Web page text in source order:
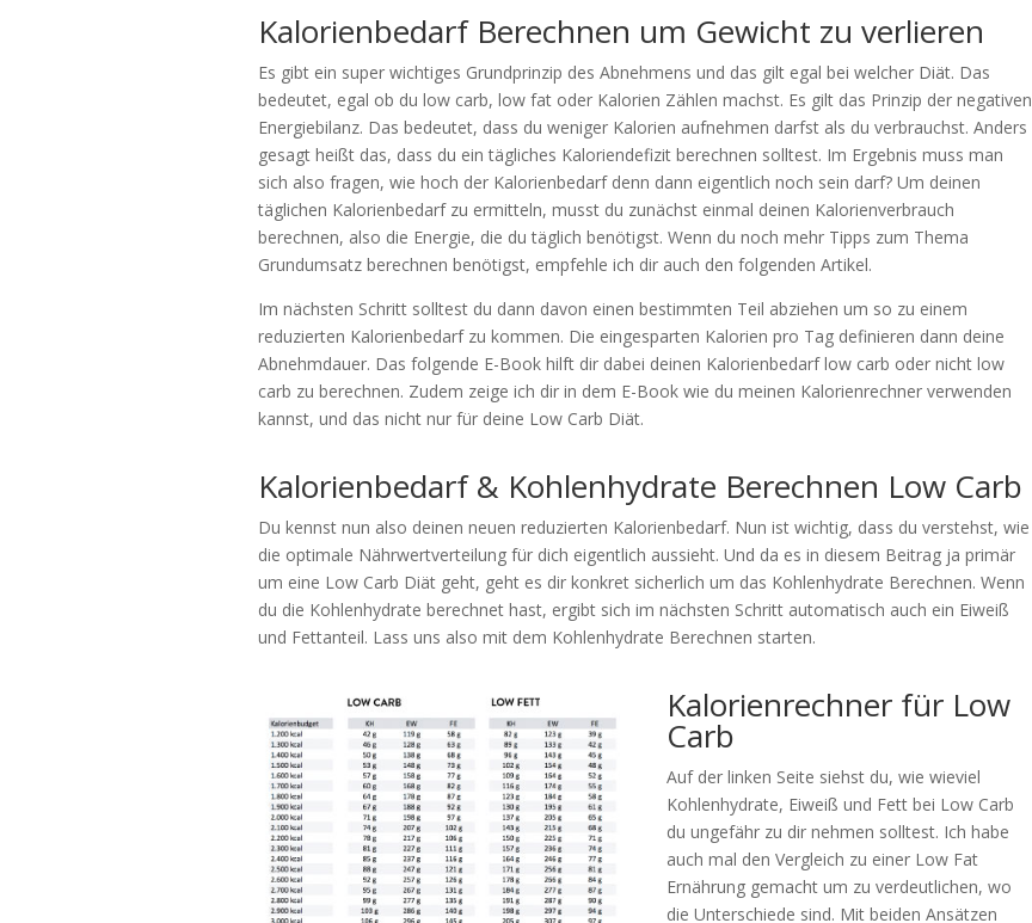
Kalorienbedarf Berechnen um Gewicht zu verlieren
Es gibt ein super wichtiges Grundprinzip des Abnehmens und das gilt egal bei welcher Diät. Das
bedeutet, egal ob du low carb, low fat oder Kalorien Zählen machst. Es gilt das Prinzip der negativen
Energiebilanz. Das bedeutet, dass du weniger Kalorien aufnehmen darfst als du verbrauchst. Anders
gesagt heißt das, dass du ein tägliches Kaloriendefizit berechnen solltest. Im Ergebnis muss man
sich also fragen, wie hoch der Kalorienbedarf denn dann eigentlich noch sein darf? Um deinen
täglichen Kalorienbedarf zu ermitteln, musst du zunächst einmal deinen Kalorienverbrauch
berechnen, also die Energie, die du täglich benötigst. Wenn du noch mehr Tipps zum Thema
Grundumsatz berechnen benötigst, empfehle ich dir auch den folgenden Artikel.
Im nächsten Schritt solltest du dann davon einen bestimmten Teil abziehen um so zu einem
reduzierten Kalorienbedarf zu kommen. Die eingesparten Kalorien pro Tag definieren dann deine
Abnehmdauer. Das folgende E-Book hilft dir dabei deinen Kalorienbedarf low carb oder nicht low
carb zu berechnen. Zudem zeige ich dir in dem E-Book wie du meinen Kalorienrechner verwenden
kannst, und das nicht nur für deine Low Carb Diät.
Kalorienbedarf & Kohlenhydrate Berechnen Low Carb
Du kennst nun also deinen neuen reduzierten Kalorienbedarf. Nun ist wichtig, dass du verstehst, wie
die optimale Nährwertverteilung für dich eigentlich aussieht. Und da es in diesem Beitrag ja primär
um eine Low Carb Diät geht, geht es dir konkret sicherlich um das Kohlenhydrate Berechnen. Wenn
du die Kohlenhydrate berechnet hast, ergibt sich im nächsten Schritt automatisch auch ein Eiweiß
und Fettanteil. Lass uns also mit dem Kohlenhydrate Berechnen starten.
Kalorienrechner für Low
Carb
Auf der linken Seite siehst du, wie wieviel
Kohlenhydrate, Eiweiß und Fett bei Low Carb
du ungefähr zu dir nehmen solltest. Ich habe
auch mal den Vergleich zu einer Low Fat
Ernährung gemacht um zu verdeutlichen, wo
die Unterschiede sind. Mit beiden Ansätzen